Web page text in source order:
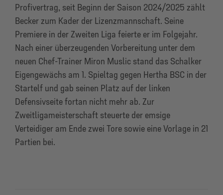
Profivertrag, seit Beginn der Saison 2024/2025 zählt
Becker zum Kader der Lizenzmannschaft. Seine
Premiere in der Zweiten Liga feierte er im Folgejahr.
Nach einer überzeugenden Vorbereitung unter dem
neuen Chef-Trainer Miron Muslic stand das Schalker
Eigengewächs am 1. Spieltag gegen Hertha BSC in der
Startelf und gab seinen Platz auf der linken
Defensivseite fortan nicht mehr ab. Zur
Zweitligameisterschaft steuerte der emsige
Verteidiger am Ende zwei Tore sowie eine Vorlage in 21
Partien bei.